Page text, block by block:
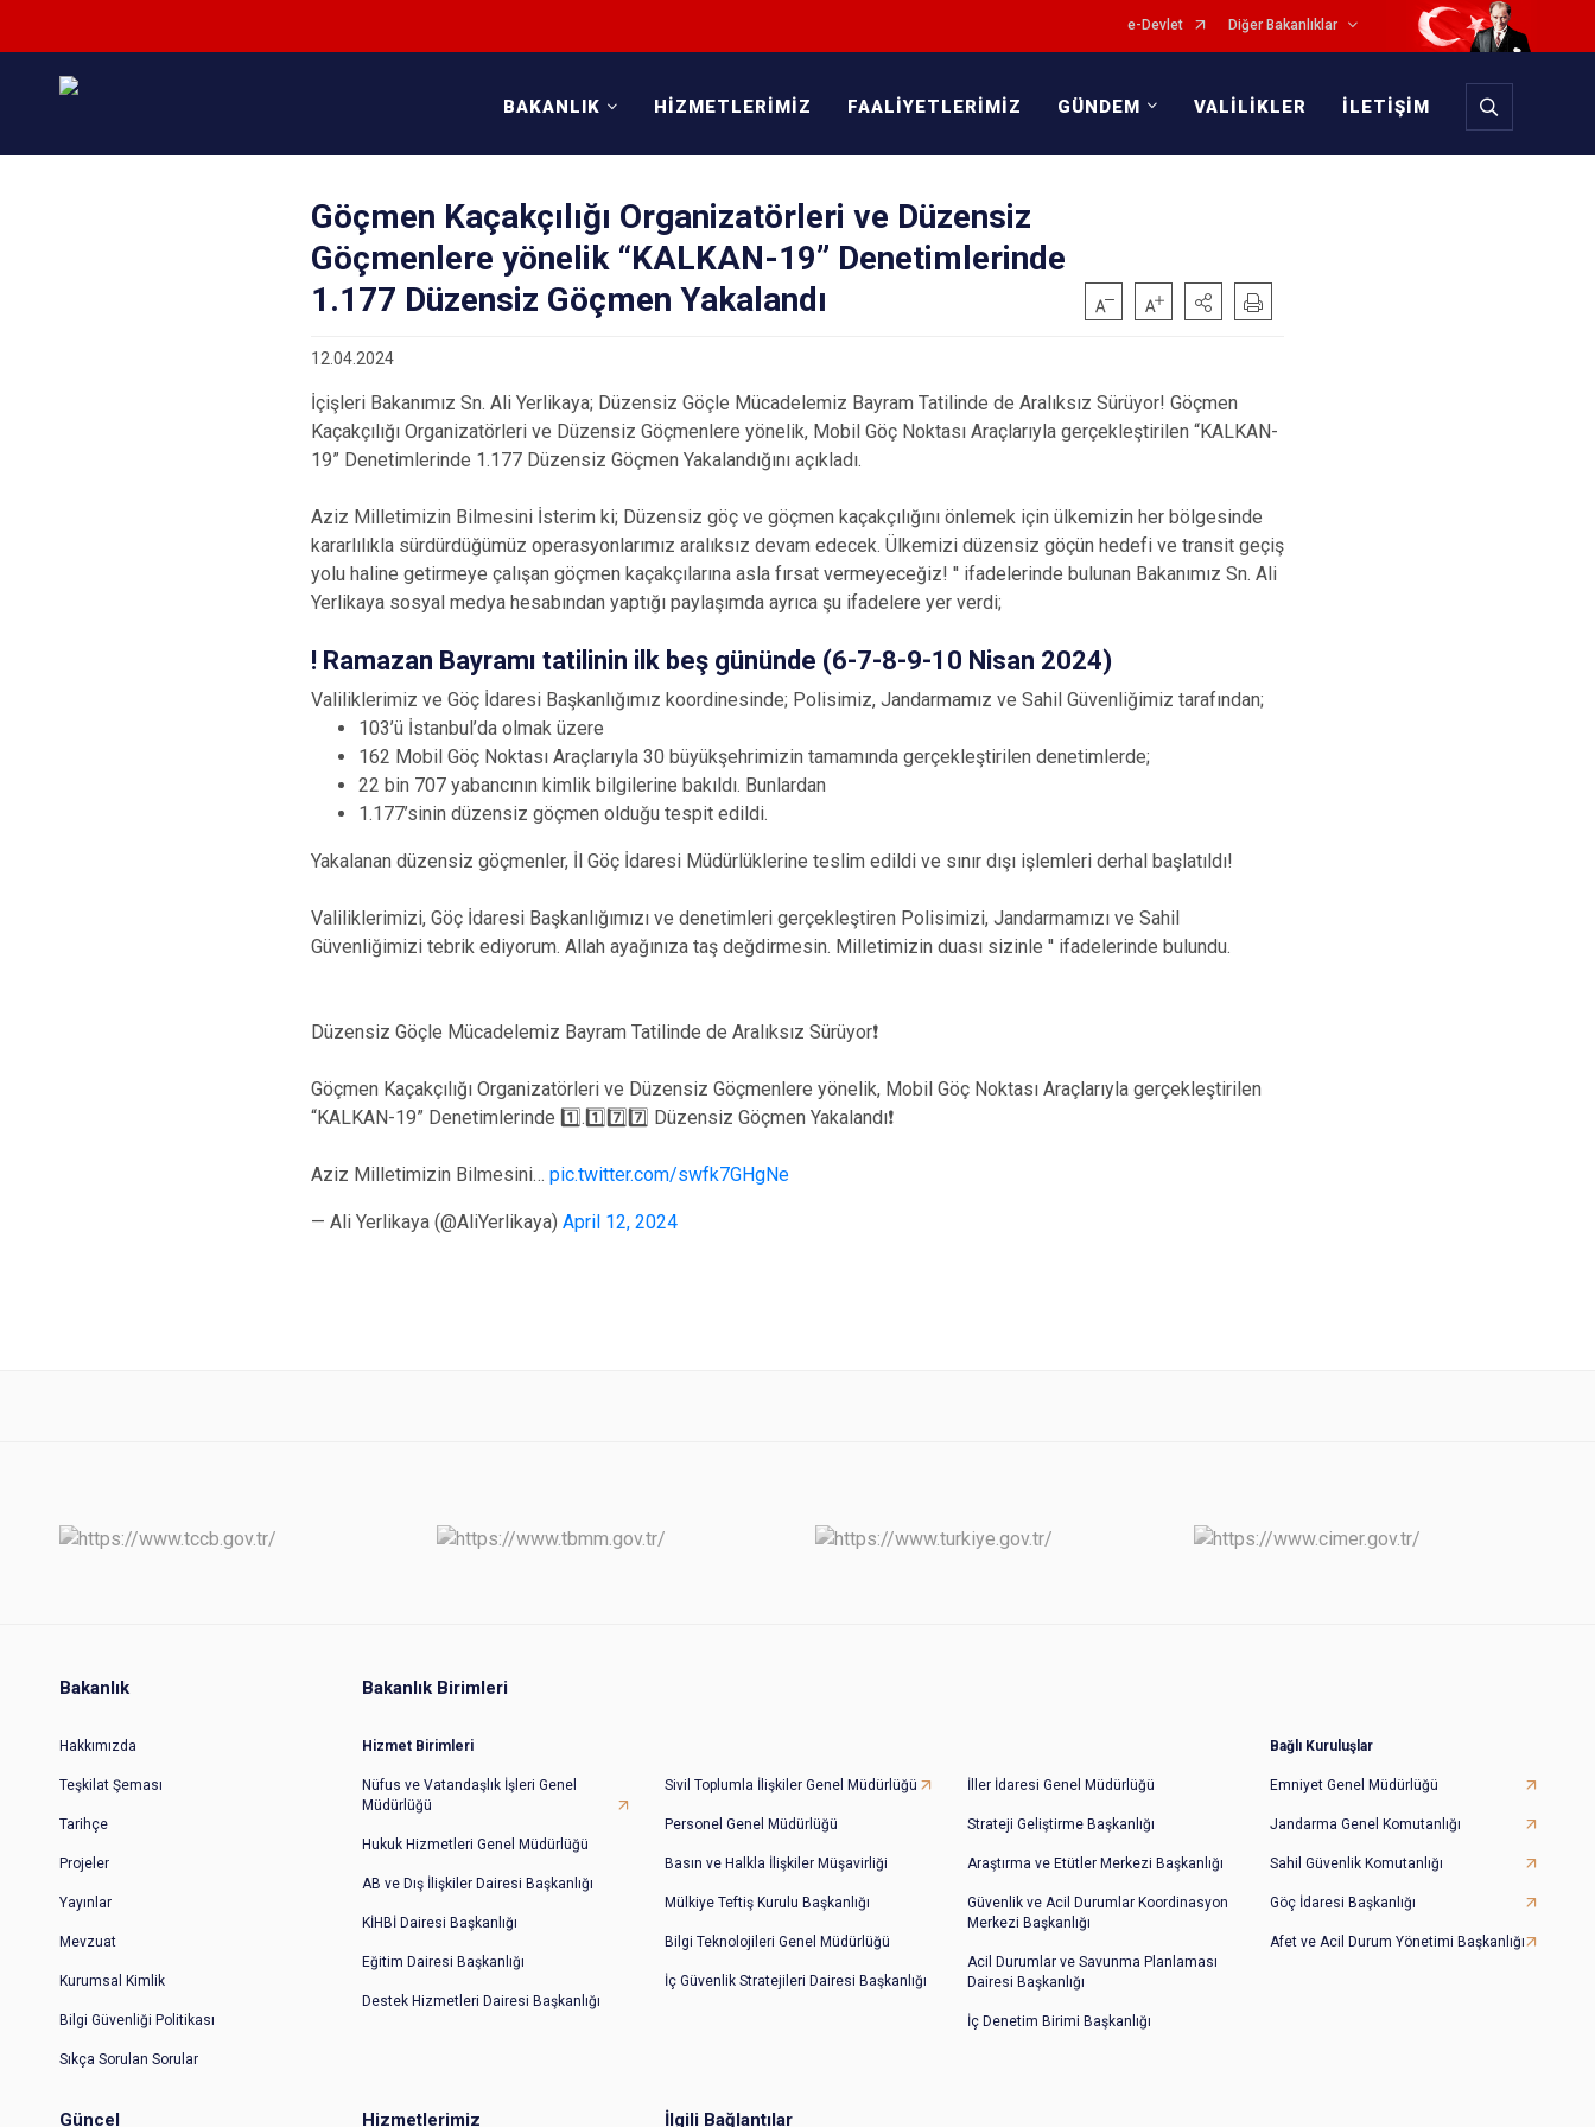
e-Devlet Diğer Bakanlıklar
BAKANLIK HİZMETLERİMİZ FAALİYETLERİMİZ GÜNDEM VALİLİKLER İLETİŞİM
Göçmen Kaçakçılığı Organizatörleri ve Düzensiz
Göçmenlere yönelik “KALKAN-19” Denetimlerinde
1.177 Düzensiz Göçmen Yakalandı
12.04.2024
İçişleri Bakanımız Sn. Ali Yerlikaya; Düzensiz Göçle Mücadelemiz Bayram Tatilinde de Aralıksız Sürüyor! Göçmen
Kaçakçılığı Organizatörleri ve Düzensiz Göçmenlere yönelik, Mobil Göç Noktası Araçlarıyla gerçekleştirilen “KALKAN-
19” Denetimlerinde 1.177 Düzensiz Göçmen Yakalandığını açıkladı.
Aziz Milletimizin Bilmesini İsterim ki; Düzensiz göç ve göçmen kaçakçılığını önlemek için ülkemizin her bölgesinde
kararlılıkla sürdürdüğümüz operasyonlarımız aralıksız devam edecek. Ülkemizi düzensiz göçün hedefi ve transit geçiş
yolu haline getirmeye çalışan göçmen kaçakçılarına asla fırsat vermeyeceğiz! '' ifadelerinde bulunan Bakanımız Sn. Ali
Yerlikaya sosyal medya hesabından yaptığı paylaşımda ayrıca şu ifadelere yer verdi;
! Ramazan Bayramı tatilinin ilk beş gününde (6-7-8-9-10 Nisan 2024)
Valiliklerimiz ve Göç İdaresi Başkanlığımız koordinesinde; Polisimiz, Jandarmamız ve Sahil Güvenliğimiz tarafından;
103’ü İstanbul’da olmak üzere
162 Mobil Göç Noktası Araçlarıyla 30 büyükşehrimizin tamamında gerçekleştirilen denetimlerde;
22 bin 707 yabancının kimlik bilgilerine bakıldı. Bunlardan
1.177’sinin düzensiz göçmen olduğu tespit edildi.
Yakalanan düzensiz göçmenler, İl Göç İdaresi Müdürlüklerine teslim edildi ve sınır dışı işlemleri derhal başlatıldı!
Valiliklerimizi, Göç İdaresi Başkanlığımızı ve denetimleri gerçekleştiren Polisimizi, Jandarmamızı ve Sahil
Güvenliğimizi tebrik ediyorum. Allah ayağınıza taş değdirmesin. Milletimizin duası sizinle '' ifadelerinde bulundu.
Düzensiz Göçle Mücadelemiz Bayram Tatilinde de Aralıksız Sürüyor❗️
Göçmen Kaçakçılığı Organizatörleri ve Düzensiz Göçmenlere yönelik, Mobil Göç Noktası Araçlarıyla gerçekleştirilen
“KALKAN-19” Denetimlerinde 1️⃣.1️⃣7️⃣7️⃣ Düzensiz Göçmen Yakalandı❗️
Aziz Milletimizin Bilmesini… pic.twitter.com/swfk7GHgNe
— Ali Yerlikaya (@AliYerlikaya) April 12, 2024
Bakanlık
Hakkımızda
Teşkilat Şeması
Tarihçe
Projeler
Yayınlar
Mevzuat
Kurumsal Kimlik
Bilgi Güvenliği Politikası
Sıkça Sorulan Sorular
Bakanlık Birimleri
Hizmet Birimleri
Nüfus ve Vatandaşlık İşleri Genel
Müdürlüğü
Hukuk Hizmetleri Genel Müdürlüğü
AB ve Dış İlişkiler Dairesi Başkanlığı
KİHBİ Dairesi Başkanlığı
Eğitim Dairesi Başkanlığı
Destek Hizmetleri Dairesi Başkanlığı
Sivil Toplumla İlişkiler Genel Müdürlüğü
Personel Genel Müdürlüğü
Basın ve Halkla İlişkiler Müşavirliği
Mülkiye Teftiş Kurulu Başkanlığı
Bilgi Teknolojileri Genel Müdürlüğü
İç Güvenlik Stratejileri Dairesi Başkanlığı
İller İdaresi Genel Müdürlüğü
Strateji Geliştirme Başkanlığı
Araştırma ve Etütler Merkezi Başkanlığı
Güvenlik ve Acil Durumlar Koordinasyon
Merkezi Başkanlığı
Acil Durumlar ve Savunma Planlaması
Dairesi Başkanlığı
İç Denetim Birimi Başkanlığı
Bağlı Kuruluşlar
Emniyet Genel Müdürlüğü
Jandarma Genel Komutanlığı
Sahil Güvenlik Komutanlığı
Göç İdaresi Başkanlığı
Afet ve Acil Durum Yönetimi Başkanlığı
Güncel Hizmetlerimiz İlgili Bağlantılar